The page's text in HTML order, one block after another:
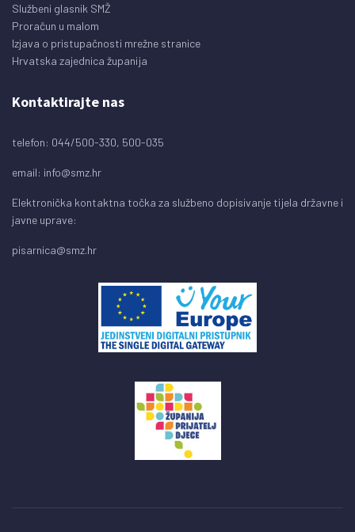
Službeni glasnik SMŽ
Proračun u malom
Izjava o pristupačnosti mrežne stranice
Hrvatska zajednica županija
Kontaktirajte nas
telefon: 044/500-330, 500-035
email: info@smz.hr
Elektronička kontaktna točka za službeno dopisivanje tijela državne i
javne uprave:
pisarnica@smz.hr